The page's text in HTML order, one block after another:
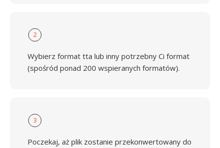
2
Wybierz format tta lub inny potrzebny Ci format
(spośród ponad 200 wspieranych formatów).
3
Poczekaj, aż plik zostanie przekonwertowany do